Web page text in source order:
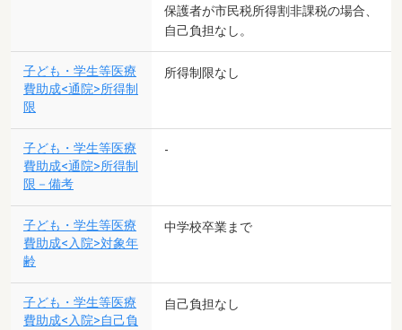
保護者が市民税所得割非課税の場合、
自己負担なし。
子ども・学生等医療
費助成<通院>所得制
限
所得制限なし
子ども・学生等医療
費助成<通院>所得制
限－備考
-
子ども・学生等医療
費助成<入院>対象年
齢
中学校卒業まで
子ども・学生等医療
費助成<入院>自己負
自己負担なし